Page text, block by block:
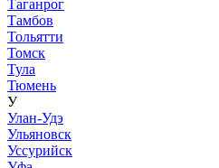
Таганрог
Тамбов
Тольятти
Томск
Тула
Тюмень
У
Улан-Удэ
Ульяновск
Уссурийск